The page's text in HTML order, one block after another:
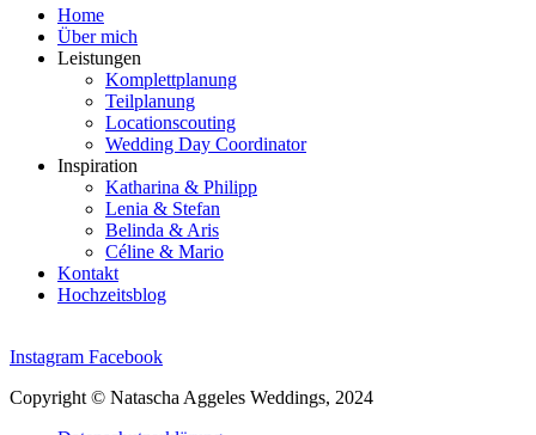
Home
Über mich
Leistungen
Komplettplanung
Teilplanung
Locationscouting
Wedding Day Coordinator
Inspiration
Katharina & Philipp
Lenia & Stefan
Belinda & Aris
Céline & Mario
Kontakt
Hochzeitsblog
Instagram Facebook
Copyright © Natascha Aggeles Weddings, 2024